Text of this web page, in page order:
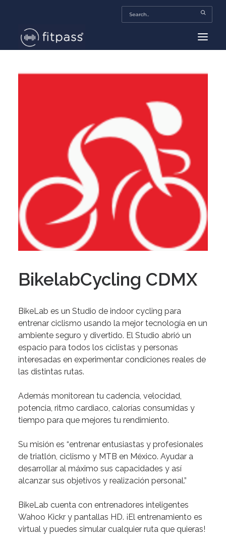
HOME
MORE…
BikelabCycling CDMX
BikeLab es un Studio de indoor cycling para
entrenar ciclismo usando la mejor tecnología en un
ambiente seguro y divertido. El Studio abrió un
espacio para todos los ciclistas y personas
interesadas en experimentar condiciones reales de
las distintas rutas.
Además monitorean tu cadencia, velocidad,
potencia, ritmo cardiaco, calorías consumidas y
tiempo para que mejores tu rendimiento.
Su misión es “entrenar entusiastas y profesionales
de triatlón, ciclismo y MTB en México. Ayudar a
desarrollar al máximo sus capacidades y así
alcanzar sus objetivos y realización personal.”
BikeLab cuenta con entrenadores inteligentes
Wahoo Kickr y pantallas HD. ¡El entrenamiento es
virtual y puedes simular cualquier ruta que quieras!